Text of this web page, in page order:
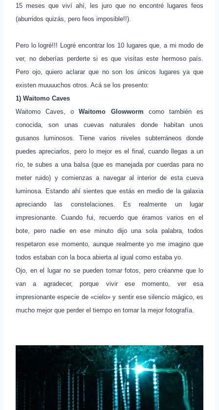
15 meses que viví ahí, les juro que no encontré lugares feos
(aburridos quizás, pero feos imposible!!).
Pero lo logré!!! Logré encontrar los 10 lugares que, a mi modo de
ver, no deberías perderte si es que visitas este hermoso país.
Pero ojo, quiero aclarar que no son los únicos lugares ya que
existen muuuuchos otros. Acá se los presento:
1) Waitomo Caves
Waitomo Caves, oWaitomo Glowworm como también es
conocida, son unas cuevas naturales donde habitan unos
gusanos luminosos. Tiene varios niveles subterráneos donde
puedes apreciarlos, pero lo mejor es el final, cuando llegas a un
río, te subes a una balsa (que es manejada por cuerdas para no
meter ruido) y comienzas a navegar al interior de esta cueva
luminosa. Estando ahí sientes que estás en medio de la galaxia
apreciando las constelaciones. Es realmente un lugar
impresionante. Cuando fui, recuerdo que éramos varios en el
bote, pero nadie en ese minuto dijo una sola palabra, todos
respetaron ese momento, aunque realmente yo me imagino que
todos estaban con la boca abierta al igual como estaba yo.
Ojo, en el lugar no se pueden tomar fotos, pero créanme que lo
van a agradecer, porque vivir ese momento, ver esa
impresionante especie de «cielo» y sentir ese silencio mágico, es
mucho mejor que perder el tiempo en tomar la mejor fotografía.